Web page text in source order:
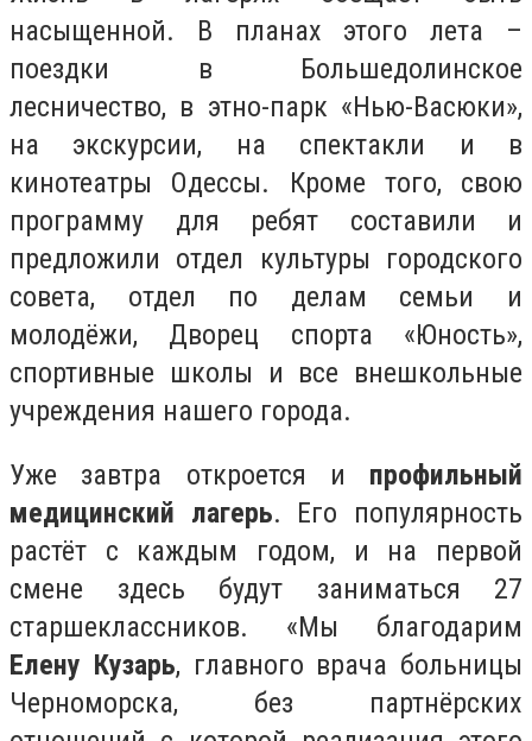
насыщенной. В планах этого лета –
поездки в Большедолинское
лесничество, в этно-парк «Нью-Васюки»,
на экскурсии, на спектакли и в
кинотеатры Одессы. Кроме того, свою
программу для ребят составили и
предложили отдел культуры городского
совета, отдел по делам семьи и
молодёжи, Дворец спорта «Юность»,
спортивные школы и все внешкольные
учреждения нашего города.
Уже завтра откроется и профильный
медицинский лагерь. Его популярность
растёт с каждым годом, и на первой
смене здесь будут заниматься 27
старшеклассников. «Мы благодарим
Елену Кузарь, главного врача больницы
Черноморска, без партнёрских